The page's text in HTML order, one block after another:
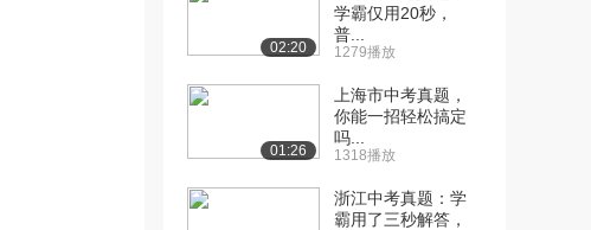
02:20
学霸仅用20秒，
普...
1279播放
01:26
上海市中考真题，
你能一招轻松搞定
吗...
1318播放
浙江中考真题：学
霸用了三秒解答，